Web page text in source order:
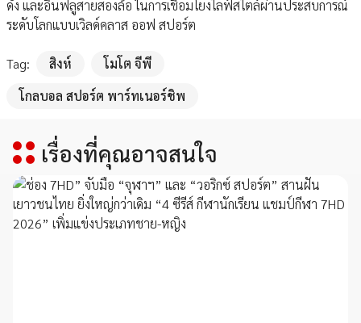
ดัง และอินฟลูสายสองล้อ ในการเชื่อมโยงไลฟ์สไตล์ผ่านประสบการณ์
ระดับโลกแบบเวิลด์คลาส ออฟ สปอร์ต
Tag: สิงห์
โมโต จีพี
โกลบอล สปอร์ต พาร์ทเนอร์ชิพ
เรื่องที่คุณอาจสนใจ